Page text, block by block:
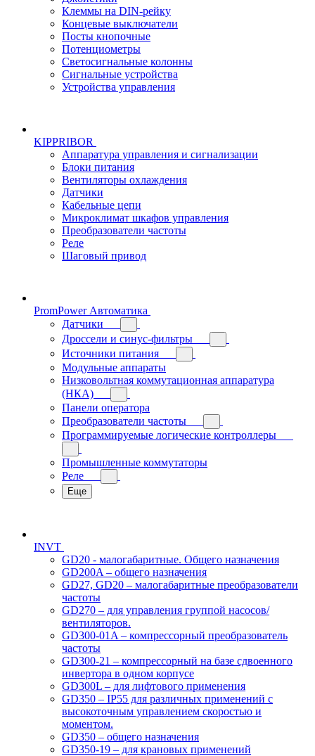
Клеммы на DIN-рейку
Концевые выключатели
Посты кнопочные
Потенциометры
Светосигнальные колонны
Сигнальные устройства
Устройства управления
KIPPRIBOR
Аппаратура управления и сигнализации
Блоки питания
Вентиляторы охлаждения
Датчики
Кабельные цепи
Микроклимат шкафов управления
Преобразователи частоты
Реле
Шаговый привод
PromPower Автоматика
Датчики
Дроссели и синус-фильтры
Источники питания
Модульные аппараты
Низковольтная коммутационная аппаратура
(НКА)
Панели оператора
Преобразователи частоты
Программируемые логические контроллеры
Промышленные коммутаторы
Реле
Еще
INVT
GD20 - малогабаритные. Общего назначения
GD200A – общего назначения
GD27, GD20 – малогабаритные преобразователи
частоты
GD270 – для управления группой насосов/
вентиляторов.
GD300-01A – компрессорный преобразователь
частоты
GD300-21 – компрессорный на базе сдвоенного
инвертора в одном корпусе
GD300L – для лифтового применения
GD350 – IP55 для различных применений с
высокоточным управлением скоростью и
моментом.
GD350 – общего назначения
GD350-19 – для крановых применений